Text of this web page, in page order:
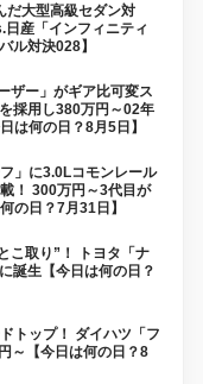
だ大型高級セダン対
産「インフィニティ
ル対決028】
ザー」がギア比可変ス
採用し380万円～02年
は何の日？8月5日】
」に3.0Lコモンレール
！ 300万円～3代目が
の日？7月31日】
こ取り”！ トヨタ「ナ
誕生【今日は何の日？
トップ！ ダイハツ「フ
～【今日は何の日？8